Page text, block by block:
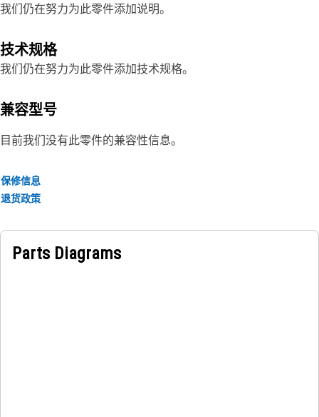
我们仍在努力为此零件添加说明。
技术规格
我们仍在努力为此零件添加技术规格。
兼容型号
目前我们没有此零件的兼容性信息。
保修信息
退货政策
Parts Diagrams